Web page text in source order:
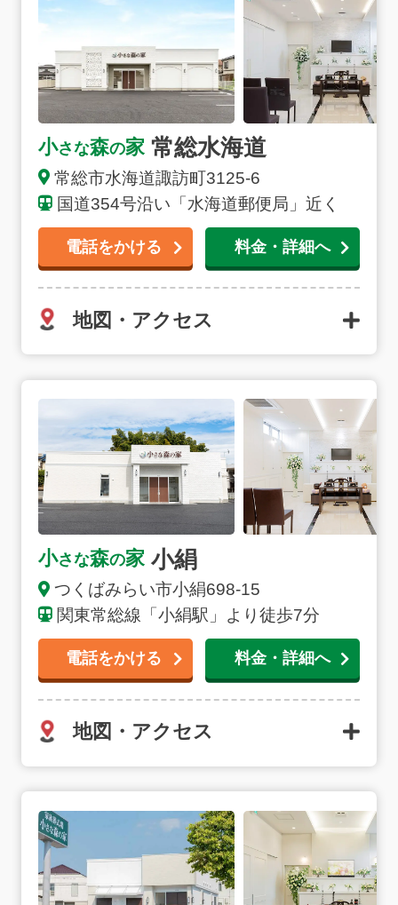
施設から搬送が必要な場合は、常総市内の式場の専用安
置室またはご自宅へご搬送いたします。24時間365日、
深夜早朝でも対応できる体制が整っておりますので安心
してご連絡ください。
小さな森の家 常総水海道
常総市水海道諏訪町3125-6
国道354号沿い「水海道郵便局」近く
電話をかける 料金・詳細へ
地図・アクセス
小さな森の家 小絹
つくばみらい市小絹698-15
関東常総線「小絹駅」より徒歩7分
電話をかける 料金・詳細へ
地図・アクセス